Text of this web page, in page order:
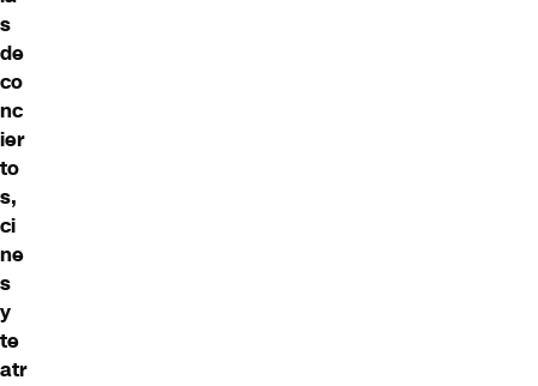
s
de
co
nc
ier
to
s,
ci
ne
s
y
te
atr